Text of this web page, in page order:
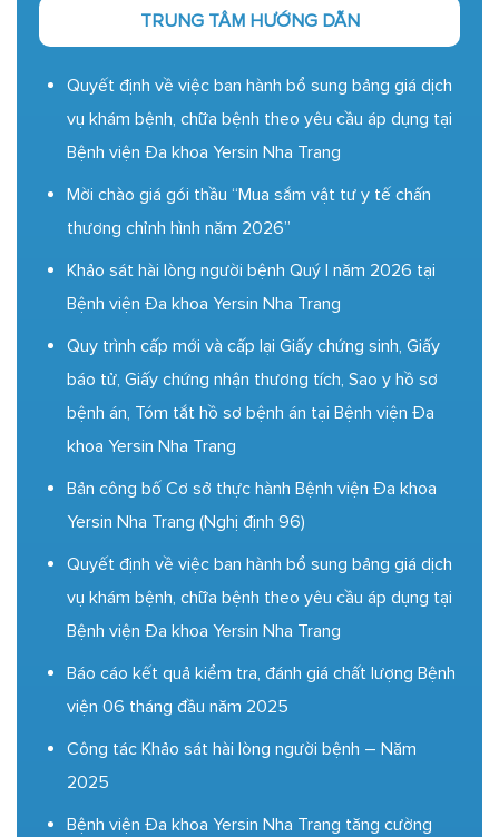
TRUNG TÂM HƯỚNG DẪN
Quyết định về việc ban hành bổ sung bảng giá dịch
vụ khám bệnh, chữa bệnh theo yêu cầu áp dụng tại
Bệnh viện Đa khoa Yersin Nha Trang
Mời chào giá gói thầu “Mua sắm vật tư y tế chấn
thương chỉnh hình năm 2026”
Khảo sát hài lòng người bệnh Quý I năm 2026 tại
Bệnh viện Đa khoa Yersin Nha Trang
Quy trình cấp mới và cấp lại Giấy chứng sinh, Giấy
báo tử, Giấy chứng nhận thương tích, Sao y hồ sơ
bệnh án, Tóm tắt hồ sơ bệnh án tại Bệnh viện Đa
khoa Yersin Nha Trang
Bản công bố Cơ sở thực hành Bệnh viện Đa khoa
Yersin Nha Trang (Nghị định 96)
Quyết định về việc ban hành bổ sung bảng giá dịch
vụ khám bệnh, chữa bệnh theo yêu cầu áp dụng tại
Bệnh viện Đa khoa Yersin Nha Trang
Báo cáo kết quả kiểm tra, đánh giá chất lượng Bệnh
viện 06 tháng đầu năm 2025
Công tác Khảo sát hài lòng người bệnh – Năm
2025
Bệnh viện Đa khoa Yersin Nha Trang tăng cường